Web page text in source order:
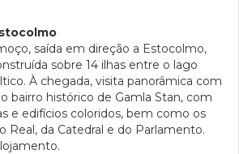
saída em direção a Estocolmo,
sobre 14 ilhas entre o lago
À chegada, visita panorâmica com
bairro histórico de Gamla Stan, com
e edifícios coloridos, bem como os
Real, da Catedral e do Parlamento.